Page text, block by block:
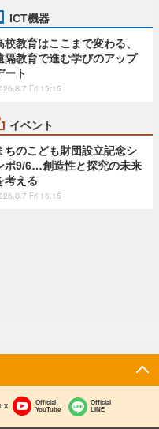
ICT機器
校教育はここまで変わる、
隔教育で進む学びのアップ
ート
Fri 15:15
イベント
ちのこども財団設立記念シ
ポ9/6…創造性と探究の未来
考える
Fri 16:15
X
Official
YouTube
Official
LINE